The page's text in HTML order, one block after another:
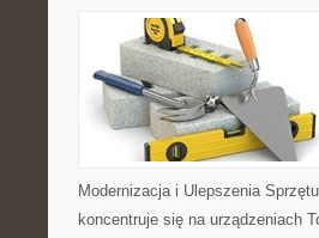
Modernizacja i Ulepszenia
koncentruje się na urządzeniach